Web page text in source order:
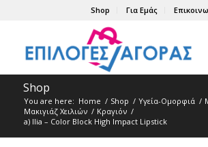
Shop Για Εμάς
Shop
You are here: Home / Shop / Υγεία-Ομορφιά /
Μακιγιάζ Χειλιών / Κραγιόν /
a) Ilia – Color Block High Impact Lipstick